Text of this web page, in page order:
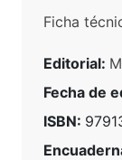
Ficha
Editorial:
Fecha de
ISBN: